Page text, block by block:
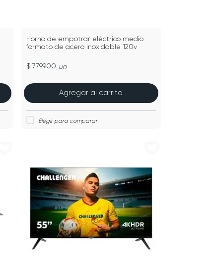
Horno de empotrar eléctrico medio
formato de acero inoxidable 120v
$ 779.900 un
Agregar al carrito